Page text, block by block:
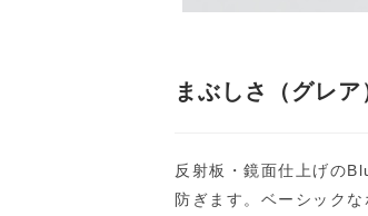
まぶしさ（グレ
反射板・鏡面仕上げの
防ぎます。ベーシックな